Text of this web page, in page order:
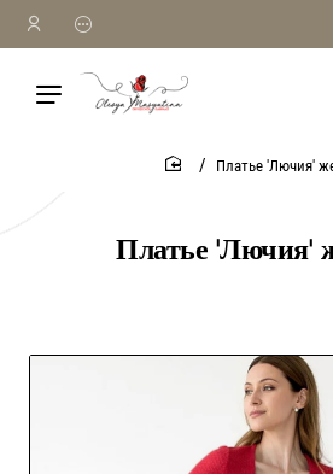
Платье 'Лючия'
Платье 'Лючия'